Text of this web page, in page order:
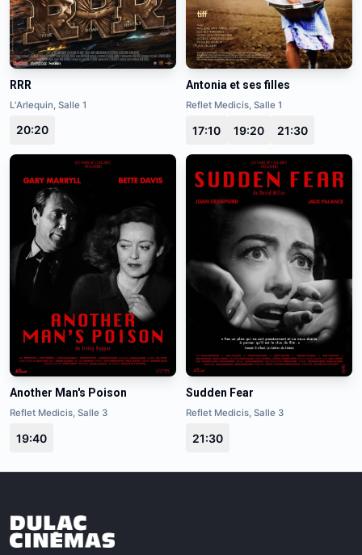
RRR
L'Arlequin, Salle 1
20:20
Antonia et ses filles
Reflet Medicis, Salle 1
17:10 19:20 21:30
Another Man's Poison
Reflet Medicis, Salle 3
19:40
Sudden Fear
Reflet Medicis, Salle 3
21:30